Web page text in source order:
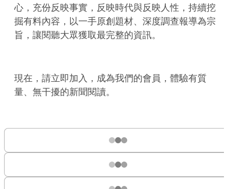
心，充份反映事實，反映時代與反映人性，持續挖
掘有料內容，以一手原創題材、深度調查報導為宗
旨，讓閱聽大眾獲取最完整的資訊。
現在，請立即加入，成為我們的會員，體驗有質
量、無干擾的新聞閱讀。